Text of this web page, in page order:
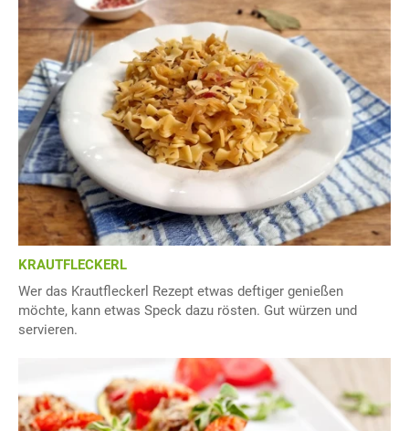
KRAUTFLECKERL
Wer das Krautfleckerl Rezept etwas deftiger genießen
möchte, kann etwas Speck dazu rösten. Gut würzen und
servieren.